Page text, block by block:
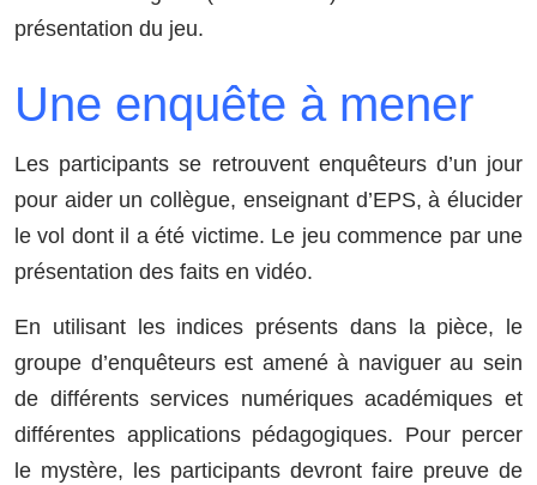
présentation du jeu.
Une enquête à mener
Les participants se retrouvent enquêteurs d’un jour
pour aider un collègue, enseignant d’EPS, à élucider
le vol dont il a été victime. Le jeu commence par une
présentation des faits en vidéo.
En utilisant les indices présents dans la pièce, le
groupe d’enquêteurs est amené à naviguer au sein
de différents services numériques académiques et
différentes applications pédagogiques. Pour percer
le mystère, les participants devront faire preuve de